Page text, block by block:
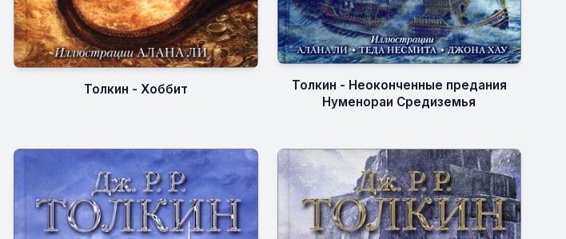
Толкин - Хоббит
Толкин - Неоконченные предания
Нуменораи Средиземья